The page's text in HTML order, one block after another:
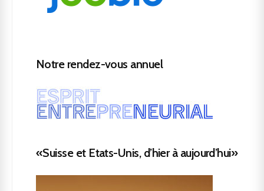
Notre rendez-vous annuel
«Suisse et Etats-Unis, d’hier à aujourd’hui»